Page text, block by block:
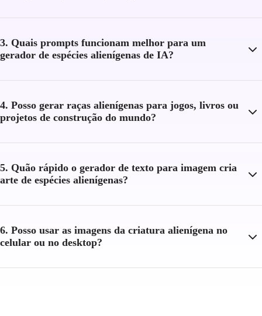
3. Quais prompts funcionam melhor para um
gerador de espécies alienígenas de IA?
4. Posso gerar raças alienígenas para jogos, livros ou
projetos de construção do mundo?
5. Quão rápido o gerador de texto para imagem cria
arte de espécies alienígenas?
6. Posso usar as imagens da criatura alienígena no
celular ou no desktop?